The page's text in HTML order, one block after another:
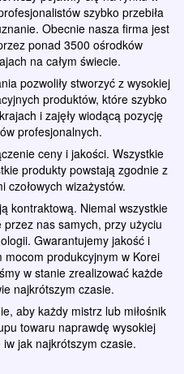
szybko przebiła
Obecnie nasza firma jest
ponad 3500 ośrodków
na całym świecie.
pozwoliły stworzyć z wysokiej
produktów, które szybko
i zajęły wiodącą pozycję
profesjonalnych.
ceny i jakości. Wszystkie
produkty powstają zgodnie z
czołowych wizażystów.
kontraktową. Niemal wszystkie
nas samych, przy użyciu
Gwarantujemy jakość i
produkcyjnym w Korei
w stanie zrealizować każde
najkrótszym czasie.
aby każdy mistrz lub miłośnik
towaru naprawdę wysokiej
jak najkrótszym czasie.